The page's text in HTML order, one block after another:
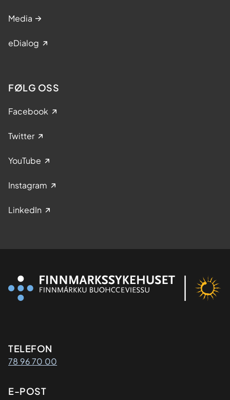
Media
eDialog
FØLG OSS
Facebook
Twitter
YouTube
Instagram
LinkedIn
Kontaktinformasjon
TELEFON
78 96 70 00
E-POST